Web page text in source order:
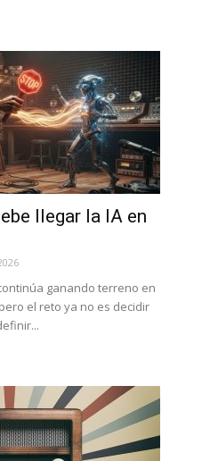
llegar la IA en
ganando terreno en
el reto ya no es decidir